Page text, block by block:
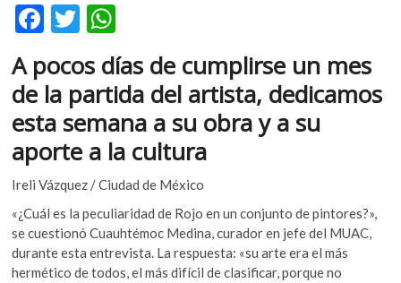
F
e
b
o
o
k
T
itt
er
h
at
s
A
p
p
A pocos días de cumplirse un mes
de la partida del artista, dedicamos
esta semana a su obra y a su
aporte a la cultura
Ireli Vázquez / Ciudad de México
«¿Cuál es la peculiaridad de Rojo en un conjunto de pintores?»,
se cuestionó Cuauhtémoc Medina, curador en jefe del MUAC,
durante esta entrevista. La respuesta: «su arte era el más
hermético de todos, el más difícil de clasificar, porque no